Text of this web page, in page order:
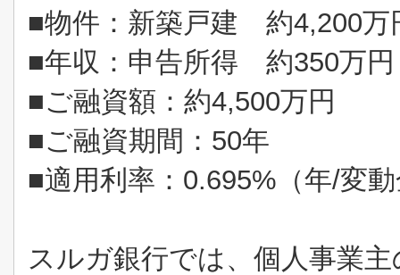
■物件：新築戸建 約4,200万
■年収：申告所得 約350万円
■ご融資額：約4,500万円
■ご融資期間： 50年
■適用利率： 0.695% （年/変
スルガ銀行では、個人事業